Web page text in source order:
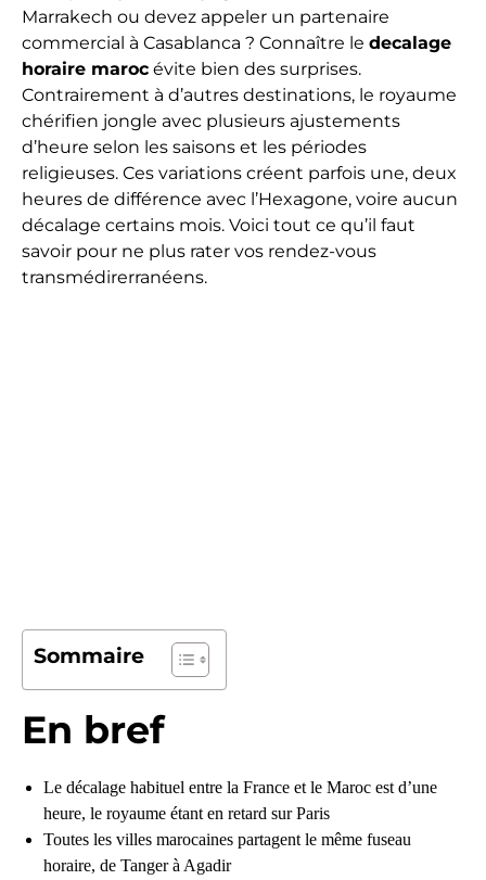
Marrakech ou devez appeler un partenaire
commercial à Casablanca ? Connaître le decalage
horaire maroc évite bien des surprises.
Contrairement à d’autres destinations, le royaume
chérifien jongle avec plusieurs ajustements
d’heure selon les saisons et les périodes
religieuses. Ces variations créent parfois une, deux
heures de différence avec l’Hexagone, voire aucun
décalage certains mois. Voici tout ce qu’il faut
savoir pour ne plus rater vos rendez-vous
transmédirerranéens.
Sommaire
En bref
Le décalage habituel entre la France et le Maroc est d’une
heure, le royaume étant en retard sur Paris
Toutes les villes marocaines partagent le même fuseau
horaire, de Tanger à Agadir